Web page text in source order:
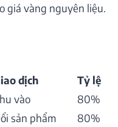
giá vàng nguyên liệu.
dịch Tỷ lệ
vào
80%
sản phẩm
80%